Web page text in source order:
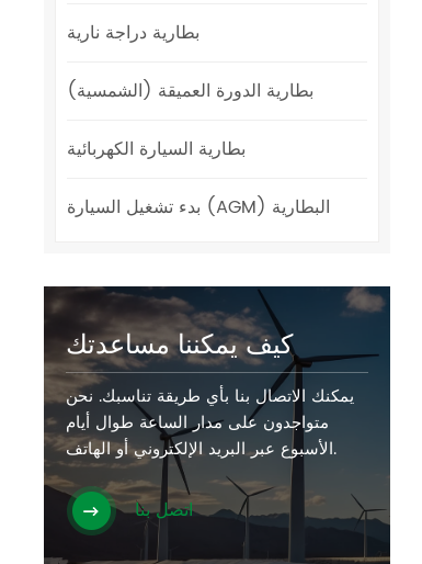
بطارية دراجة نارية
بطارية الدورة العميقة (الشمسية)
بطارية السيارة الكهربائية
بدء تشغيل السيارة (AGM) البطارية
كيف يمكننا مساعدتك
يمكنك الاتصال بنا بأي طريقة تناسبك. نحن
متواجدون على مدار الساعة طوال أيام
الأسبوع عبر البريد الإلكتروني أو الهاتف.
اتصل بنا